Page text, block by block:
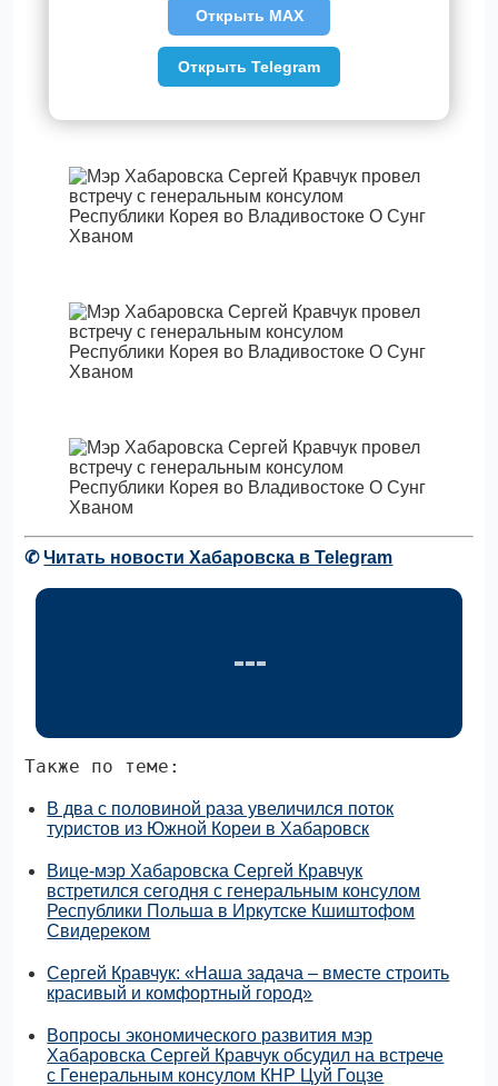
✆Читать новости Хабаровска в Telegram
Также по теме:
В два с половиной раза увеличился поток
туристов из Южной Кореи в Хабаровск
Вице-мэр Хабаровска Сергей Кравчук
встретился сегодня с генеральным консулом
Республики Польша в Иркутске Кшиштофом
Свидереком
Сергей Кравчук: «Наша задача – вместе строить
красивый и комфортный город»
Вопросы экономического развития мэр
Хабаровска Сергей Кравчук обсудил на встрече
с Генеральным консулом КНР Цуй Гоцзе
Открыть MAX
Открыть Telegram